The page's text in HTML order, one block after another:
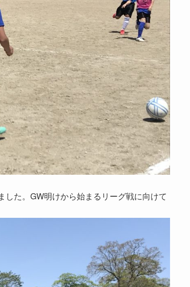
た。GW明けから始まるリーグ戦に向けて